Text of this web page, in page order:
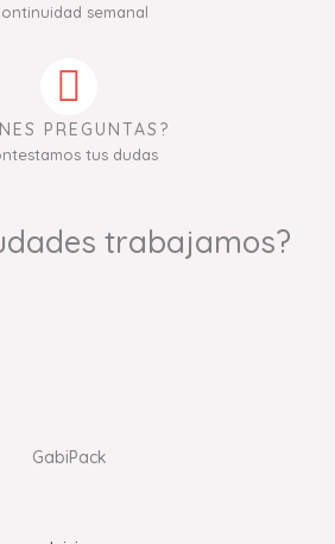
semanal
PREGUNTAS?
tus dudas
trabajamos?
GabiPack